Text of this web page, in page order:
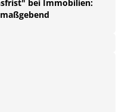
bei Immobilien: